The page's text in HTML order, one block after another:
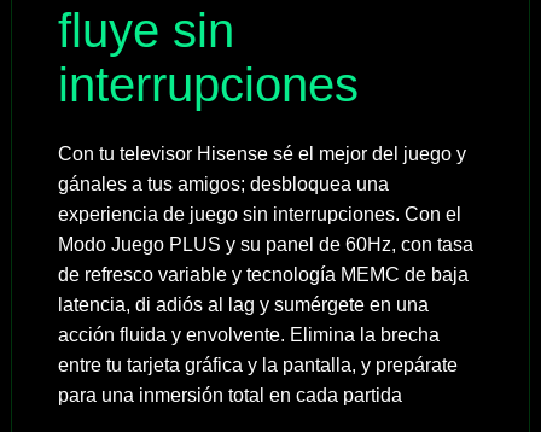
fluye sin
interrupciones
Con tu televisor Hisense sé el mejor del juego y
gánales a tus amigos; desbloquea una
experiencia de juego sin interrupciones. Con el
Modo Juego PLUS y su panel de 60Hz, con tasa
de refresco variable y tecnología MEMC de baja
latencia, di adiós al lag y sumérgete en una
acción fluida y envolvente. Elimina la brecha
entre tu tarjeta gráfica y la pantalla, y prepárate
para una inmersión total en cada partida